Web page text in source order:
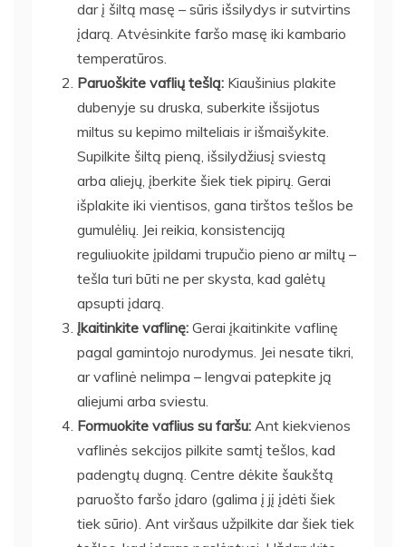
dar į šiltą masę – sūris išsilydys ir sutvirtins
įdarą. Atvėsinkite faršo masę iki kambario
temperatūros.
Paruoškite vaflių tešlą: Kiaušinius plakite
dubenyje su druska, suberkite išsijotus
miltus su kepimo milteliais ir išmaišykite.
Supilkite šiltą pieną, išsilydžiusį sviestą
arba aliejų, įberkite šiek tiek pipirų. Gerai
išplakite iki vientisos, gana tirštos tešlos be
gumulėlių. Jei reikia, konsistenciją
reguliuokite įpildami trupučio pieno ar miltų –
tešla turi būti ne per skysta, kad galėtų
apsupti įdarą.
Įkaitinkite vaflinę: Gerai įkaitinkite vaflinę
pagal gamintojo nurodymus. Jei nesate tikri,
ar vaflinė nelimpa – lengvai patepkite ją
aliejumi arba sviestu.
Formuokite vaflius su faršu: Ant kiekvienos
vaflinės sekcijos pilkite samtį tešlos, kad
padengtų dugną. Centre dėkite šaukštą
paruošto faršo įdaro (galima į jį įdėti šiek
tiek sūrio). Ant viršaus užpilkite dar šiek tiek